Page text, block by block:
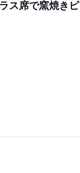
ス席で窯焼きピ